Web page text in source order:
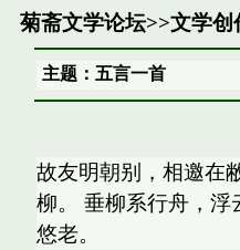
菊斋文学论坛>>文学创
主题：五言一首
故友明朝别，相邀在
柳。 垂柳系行舟，浮
悠老。